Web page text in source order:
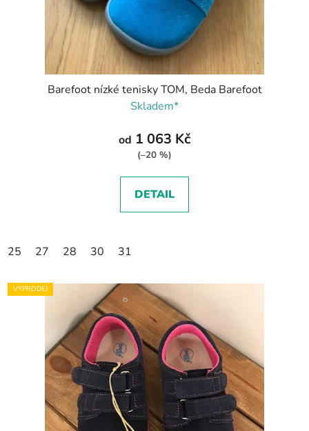
Barefoot nízké tenisky TOM, Beda Barefoot
Skladem*
od 1 063 Kč
(–20 %)
DETAIL
25 27 28 30 31
VÝPRODEJ